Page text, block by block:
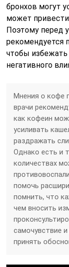
бронхов могут
может
Поэтому перед
рекомендуется
чтобы
негативного
Мнения о кофе
врачи
как кофеин
усиливать
раздражать
Однако есть и
количествах
помочь
помнить, что
чем вносить
самочувствие
принять